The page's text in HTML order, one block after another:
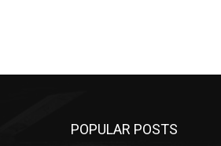
POPULAR POSTS